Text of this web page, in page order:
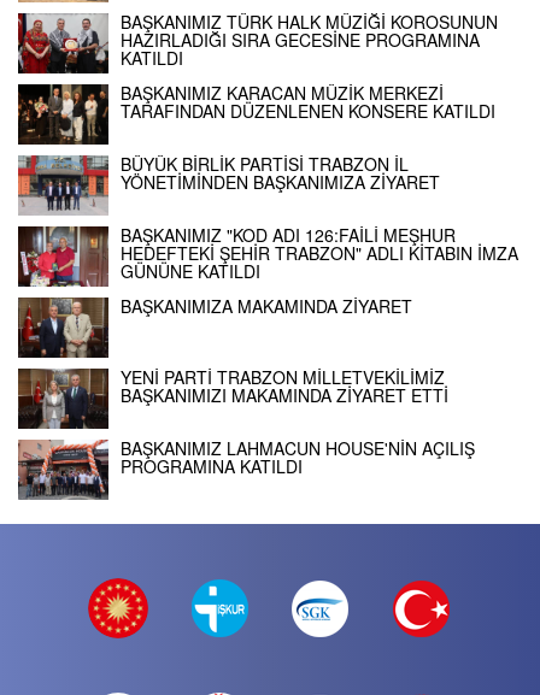
BAŞKANIMIZ TÜRK HALK MÜZİĞİ KOROSUNUN
HAZIRLADIĞI SIRA GECESİNE PROGRAMINA
KATILDI
BAŞKANIMIZ KARACAN MÜZİK MERKEZİ
TARAFINDAN DÜZENLENEN KONSERE KATILDI
BÜYÜK BİRLİK PARTİSİ TRABZON İL
YÖNETİMİNDEN BAŞKANIMIZA ZİYARET
BAŞKANIMIZ "KOD ADI 126:FAİLİ MEŞHUR
HEDEFTEKİ ŞEHİR TRABZON" ADLI KİTABIN İMZA
GÜNÜNE KATILDI
BAŞKANIMIZA MAKAMINDA ZİYARET
YENİ PARTİ TRABZON MİLLETVEKİLİMİZ
BAŞKANIMIZI MAKAMINDA ZİYARET ETTİ
BAŞKANIMIZ LAHMACUN HOUSE'NİN AÇILIŞ
PROGRAMINA KATILDI